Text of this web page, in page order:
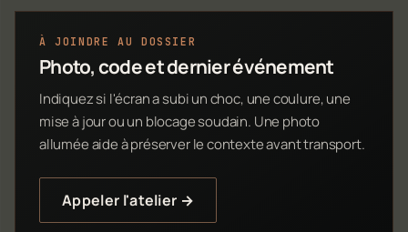
À JOINDRE AU DOSSIER
Photo, code et dernier événement
Indiquez si l'écran a subi un choc, une coulure, une
mise à jour ou un blocage soudain. Une photo
allumée aide à préserver le contexte avant transport.
Appeler l'atelier →